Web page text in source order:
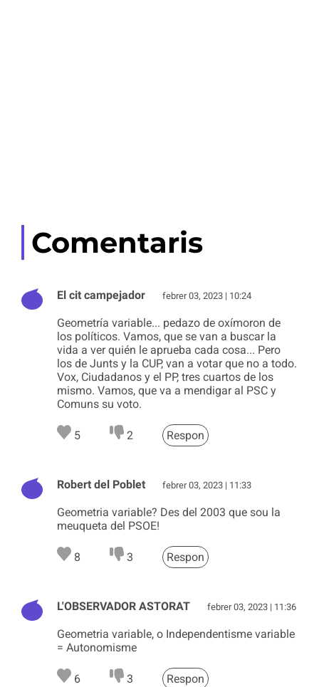
Comentaris
El cit campejador febrer 03, 2023 | 10:24
Geometría variable... pedazo de oxímoron de
los políticos. Vamos, que se van a buscar la
vida a ver quién le aprueba cada cosa... Pero
los de Junts y la CUP, van a votar que no a todo.
Vox, Ciudadanos y el PP, tres cuartos de los
mismo. Vamos, que va a mendigar al PSC y
Comuns su voto.
5 2 Respon
Robert del Poblet febrer 03, 2023 | 11:33
Geometria variable? Des del 2003 que sou la
meuqueta del PSOE!
8 3 Respon
L'OBSERVADOR ASTORAT febrer 03, 2023 | 11:36
Geometria variable, o Independentisme variable
= Autonomisme
6 3 Respon